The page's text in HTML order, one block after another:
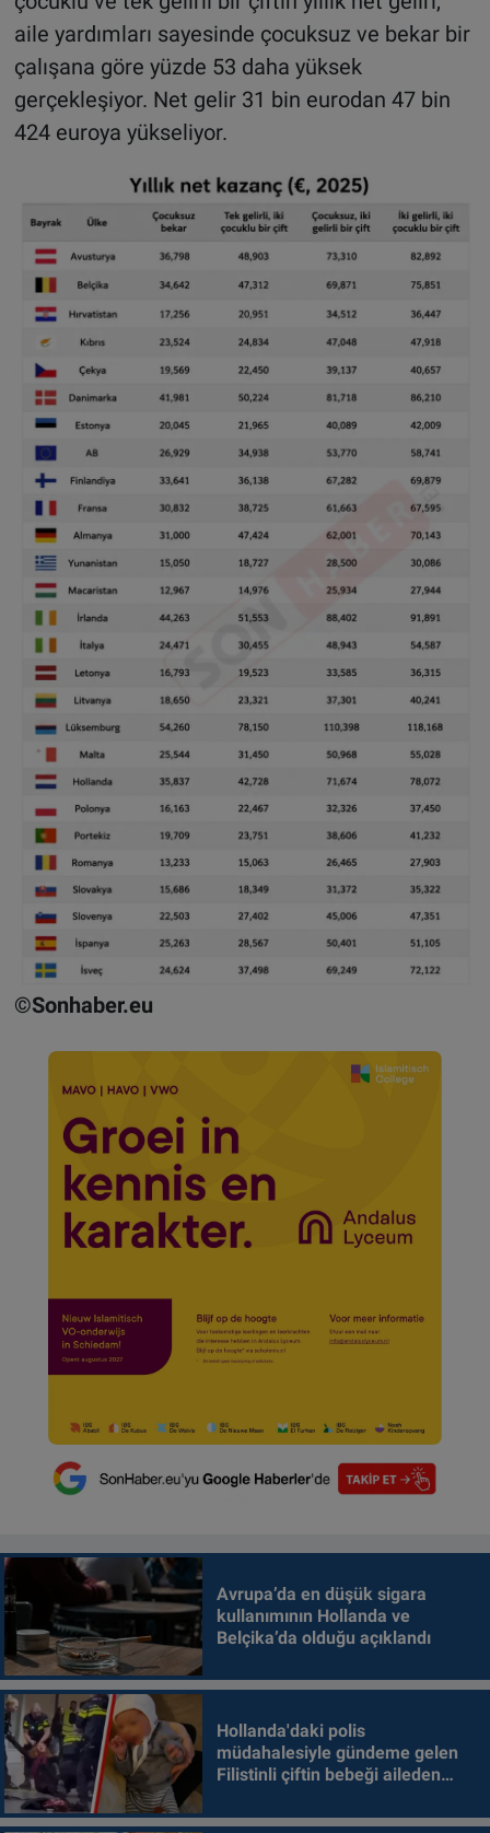
aile yardımları sayesinde çocuksuz ve bekar bir
çalışana göre yüzde 53 daha yüksek
gerçekleşiyor. Net gelir 31 bin eurodan 47 bin
424 euroya yükseliyor.
©Sonhaber.eu
Avrupa’da en düşük sigara
kullanımının Hollanda ve
Belçika’da olduğu açıklandı
Hollanda'daki polis
müdahalesiyle gündeme gelen
Filistinli çiftin bebeği aileden